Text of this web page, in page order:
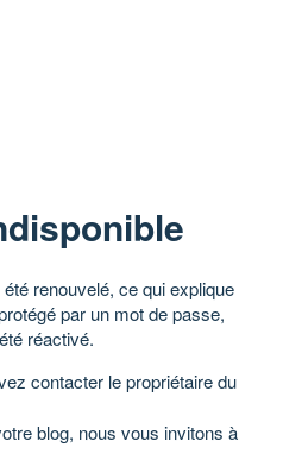
renouvelé, ce qui explique
par un mot de passe,
réactivé.
contacter le propriétaire du
blog, nous vous invitons à